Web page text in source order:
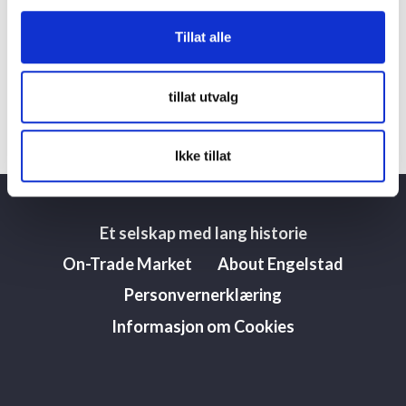
Tillat alle
tillat utvalg
Ikke tillat
Tåler lang lagring
Et selskap med lang historie
On-Trade Market
About Engelstad
Personvernerklæring
Informasjon om Cookies